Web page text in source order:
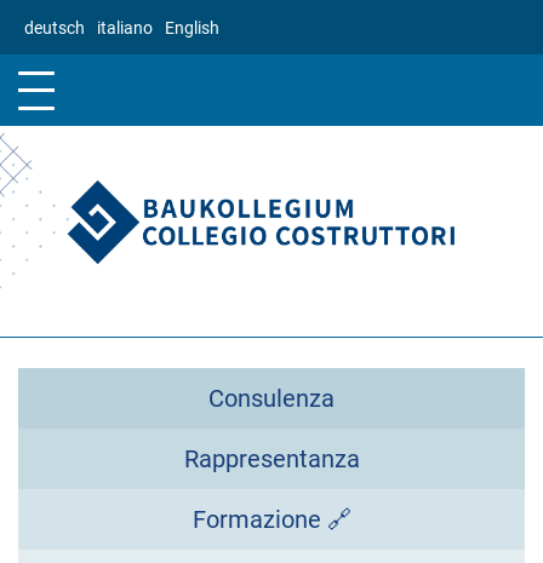
al
principale
deutsch italiano English
Consulenza
Rappresentanza
Formazione 🔗